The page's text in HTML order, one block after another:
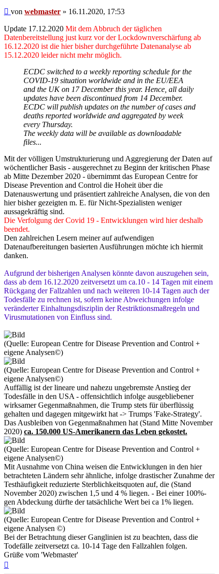
Beitrag
von webmaster » 16.11.2020, 17:53
Update 17.12.2020 Mit dem Abbruch der täglichen
Datenbereitstellung just kurz vor der Lockdownverschärfung ab
16.12.2020 ist die hier bisher durchgeführte Datenanalyse ab
15.12.2020 leider nicht mehr möglich.
ECDC switched to a weekly reporting schedule for the
COVID-19 situation worldwide and in the EU/EEA
and the UK on 17 December this year. Hence, all daily
updates have been discontinued from 14 December.
ECDC will publish updates on the number of cases and
deaths reported worldwide and aggregated by week
every Thursday.
The weekly data will be available as downloadable
files...
Mit der völligen Umstrukturierung und Aggregierung der Daten auf
wöchentlicher Basis - ausgerechnet zu Beginn der kritischen Phase
ab Mitte Dezember 2020 - übernimmt das European Centre for
Disease Prevention and Control die Hoheit über die
Datenauswertung und präsentiert zahlreiche Analysen, die von den
hier bisher gezeigten m. E. für Nicht-Spezialisten weniger
aussagekräftig sind.
Die Verfolgung der Covid 19 - Entwicklungen wird hier deshalb
beendet.
Den zahlreichen Lesern meiner auf aufwendigen
Datenaufbereitungen basierten Ausführungen möchte ich hiermit
danken.
Aufgrund der bisherigen Analysen könnte davon auszugehen sein,
dass ab dem 16.12.2020 zeitversetzt um ca.10 - 14 Tagen mit einem
Rückgang der Fallzahlen und nach weiteren 10-14 Tagen auch der
Todesfälle zu rechnen ist, sofern keine Abweichungen infolge
veränderter Einhaltungsdisziplin der Restriktionsmaßregeln und
Virusmutationen von Einfluss sind.
(Quelle: European Centre for Disease Prevention and Control +
eigene Analysen©)
(Quelle: European Centre for Disease Prevention and Control +
eigene Analysen©)
Auffällig ist der lineare und nahezu ungebremste Anstieg der
Todesfälle in den USA - offensichtlich infolge ausgebliebener
wirksamer Gegenmaßnahmen, die Trump stets für überflüssig
gehalten und dagegen mitgewirkt hat -> Trumps 'Fake-Strategy'.
Das Ausbleiben von Gegenmaßnahmen hat (Stand Mitte November
2020) ca. 150.000 US-Amerikanern das Leben gekostet.
(Quelle: European Centre for Disease Prevention and Control +
eigene Analysen©)
Mit Ausnahme von China weisen die Entwicklungen in den hier
betrachteten Ländern sehr ähnliche, infolge drastischer Zunahme der
Testhäufigkeit reduzierte Sterblichkeitsquoten auf, die (Stand
November 2020) zwischen 1,5 und 4 % liegen. - Bei einer 100%-
gen Abdeckung dürfte der tatsächliche Wert bei ca 1% liegen.
(Quelle: European Centre for Disease Prevention and Control +
eigene Analysen ©)
Bei der Betrachtung dieser Ganglinien ist zu beachten, dass die
Todefälle zeitversetzt ca. 10-14 Tage den Fallzahlen folgen.
Grüße vom 'Webmaster'